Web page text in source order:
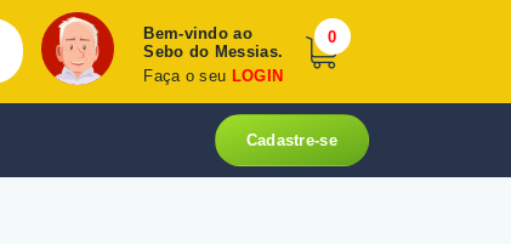
Bem-vindo ao
Sebo do Messias.
Faça o seu LOGIN
0
Cadastre-se